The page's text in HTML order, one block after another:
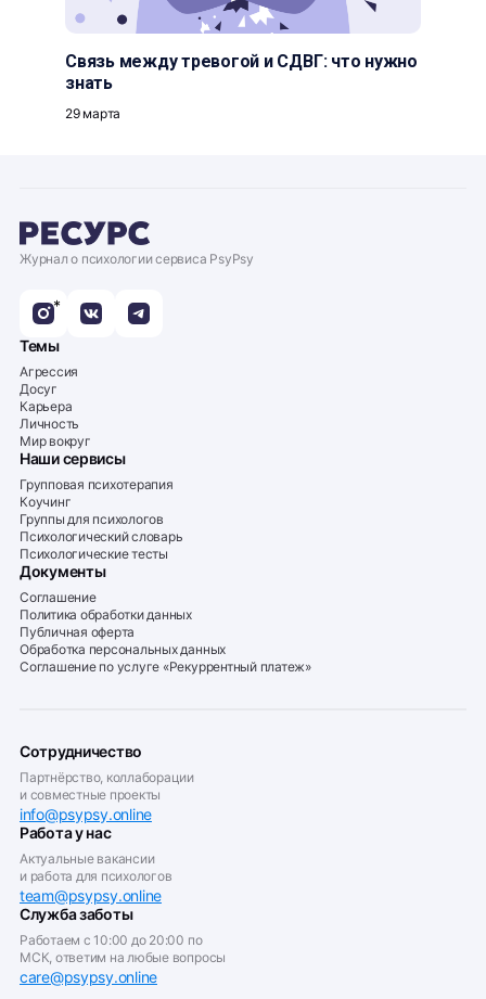
Связь между тревогой и СДВГ: что нужно
знать
29 марта
Журнал о психологии сервиса PsyPsy
*
Темы
Агрессия
Досуг
Карьера
Личность
Мир вокруг
Наши сервисы
Групповая психотерапия
Коучинг
Группы для психологов
Психологический словарь
Психологические тесты
Документы
Соглашение
Политика обработки данных
Публичная оферта
Обработка персональных данных
Соглашение по услуге «Рекуррентный платеж»
Сотрудничество
Партнёрство, коллаборации
и совместные проекты
info@psypsy.online
Работа у нас
Актуальные вакансии
и работа для психологов
team@psypsy.online
Служба заботы
Работаем с 10:00 до 20:00 по
МСК, ответим на любые вопросы
care@psypsy.online